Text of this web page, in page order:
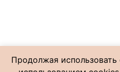
Продолжая использовать